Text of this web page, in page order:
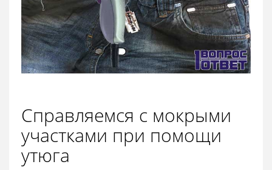
Справляемся с мокрыми
участками при помощи
утюга